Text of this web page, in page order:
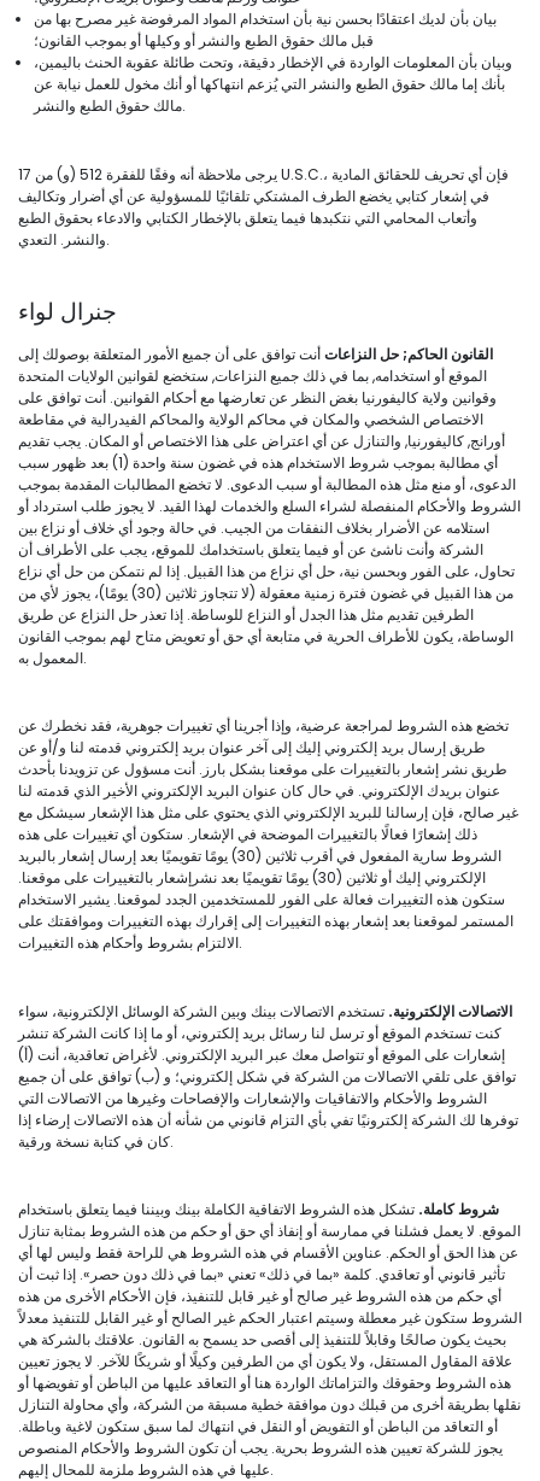
بيان بأن لديك اعتقادًا بحسن نية بأن استخدام المواد المرفوضة غير مصرح بها من
قبل مالك حقوق الطبع والنشر أو وكيلها أو بموجب القانون؛
وبيان بأن المعلومات الواردة في الإخطار دقيقة، وتحت طائلة عقوبة الحنث باليمين،
بأنك إما مالك حقوق الطبع والنشر التي يُزعم انتهاكها أو أنك مخول للعمل نيابة عن
مالك حقوق الطبع والنشر.
يرجى ملاحظة أنه وفقًا للفقرة 512 (و) من 17 U.S.C.، فإن أي تحريف للحقائق المادية
في إشعار كتابي يخضع الطرف المشتكي تلقائيًا للمسؤولية عن أي أضرار وتكاليف
وأتعاب المحامي التي نتكبدها فيما يتعلق بالإخطار الكتابي والادعاء بحقوق الطبع
والنشر. التعدي.
جنرال لواء
القانون الحاكم; حل النزاعاتأنت توافق على أن جميع الأمور المتعلقة بوصولك إلى
الموقع أو استخدامه, بما في ذلك جميع النزاعات, ستخضع لقوانين الولايات المتحدة
وقوانين ولاية كاليفورنيا بغض النظر عن تعارضها مع أحكام القوانين. أنت توافق على
الاختصاص الشخصي والمكان في محاكم الولاية والمحاكم الفيدرالية في مقاطعة
أورانج, كاليفورنيا, والتنازل عن أي اعتراض على هذا الاختصاص أو المكان. يجب تقديم
أي مطالبة بموجب شروط الاستخدام هذه في غضون سنة واحدة (1) بعد ظهور سبب
الدعوى، أو منع مثل هذه المطالبة أو سبب الدعوى. لا تخضع المطالبات المقدمة بموجب
الشروط والأحكام المنفصلة لشراء السلع والخدمات لهذا القيد. لا يجوز طلب استرداد أو
استلامه عن الأضرار بخلاف النفقات من الجيب. في حالة وجود أي خلاف أو نزاع بين
الشركة وأنت ناشئ عن أو فيما يتعلق باستخدامك للموقع، يجب على الأطراف أن
تحاول، على الفور وبحسن نية، حل أي نزاع من هذا القبيل. إذا لم نتمكن من حل أي نزاع
من هذا القبيل في غضون فترة زمنية معقولة (لا تتجاوز ثلاثين (30) يومًا)، يجوز لأي من
الطرفين تقديم مثل هذا الجدل أو النزاع للوساطة. إذا تعذر حل النزاع عن طريق
الوساطة، يكون للأطراف الحرية في متابعة أي حق أو تعويض متاح لهم بموجب القانون
المعمول به.
تخضع هذه الشروط لمراجعة عرضية، وإذا أجرينا أي تغييرات جوهرية، فقد نخطرك عن
طريق إرسال بريد إلكتروني إليك إلى آخر عنوان بريد إلكتروني قدمته لنا و/أو عن
طريق نشر إشعار بالتغييرات على موقعنا بشكل بارز. أنت مسؤول عن تزويدنا بأحدث
عنوان بريدك الإلكتروني. في حال كان عنوان البريد الإلكتروني الأخير الذي قدمته لنا
غير صالح، فإن إرسالنا للبريد الإلكتروني الذي يحتوي على مثل هذا الإشعار سيشكل مع
ذلك إشعارًا فعالًا بالتغييرات الموضحة في الإشعار. ستكون أي تغييرات على هذه
الشروط سارية المفعول في أقرب ثلاثين (30) يومًا تقويميًا بعد إرسال إشعار بالبريد
الإلكتروني إليك أو ثلاثين (30) يومًا تقويميًا بعد نشرإشعار بالتغييرات على موقعنا.
ستكون هذه التغييرات فعالة على الفور للمستخدمين الجدد لموقعنا. يشير الاستخدام
المستمر لموقعنا بعد إشعار بهذه التغييرات إلى إقرارك بهذه التغييرات وموافقتك على
الالتزام بشروط وأحكام هذه التغييرات.
الاتصالات الإلكترونية. تستخدم الاتصالات بينك وبين الشركة الوسائل الإلكترونية، سواء
كنت تستخدم الموقع أو ترسل لنا رسائل بريد إلكتروني، أو ما إذا كانت الشركة تنشر
إشعارات على الموقع أو تتواصل معك عبر البريد الإلكتروني. لأغراض تعاقدية، أنت (أ)
توافق على تلقي الاتصالات من الشركة في شكل إلكتروني؛ و (ب) توافق على أن جميع
الشروط والأحكام والاتفاقيات والإشعارات والإفصاحات وغيرها من الاتصالات التي
توفرها لك الشركة إلكترونيًا تفي بأي التزام قانوني من شأنه أن هذه الاتصالات إرضاء إذا
كان في كتابة نسخة ورقية.
شروط كاملة. تشكل هذه الشروط الاتفاقية الكاملة بينك وبيننا فيما يتعلق باستخدام
الموقع. لا يعمل فشلنا في ممارسة أو إنفاذ أي حق أو حكم من هذه الشروط بمثابة تنازل
عن هذا الحق أو الحكم. عناوين الأقسام في هذه الشروط هي للراحة فقط وليس لها أي
تأثير قانوني أو تعاقدي. كلمة «بما في ذلك» تعني «بما في ذلك دون حصر». إذا ثبت أن
أي حكم من هذه الشروط غير صالح أو غير قابل للتنفيذ، فإن الأحكام الأخرى من هذه
الشروط ستكون غير معطلة وسيتم اعتبار الحكم غير الصالح أو غير القابل للتنفيذ معدلاً
بحيث يكون صالحًا وقابلاً للتنفيذ إلى أقصى حد يسمح به القانون. علاقتك بالشركة هي
علاقة المقاول المستقل، ولا يكون أي من الطرفين وكيلًا أو شريكًا للآخر. لا يجوز تعيين
هذه الشروط وحقوقك والتزاماتك الواردة هنا أو التعاقد عليها من الباطن أو تفويضها أو
نقلها بطريقة أخرى من قبلك دون موافقة خطية مسبقة من الشركة، وأي محاولة التنازل
أو التعاقد من الباطن أو التفويض أو النقل في انتهاك لما سبق ستكون لاغية وباطلة.
يجوز للشركة تعيين هذه الشروط بحرية. يجب أن تكون الشروط والأحكام المنصوص
عليها في هذه الشروط ملزمة للمحال إليهم.